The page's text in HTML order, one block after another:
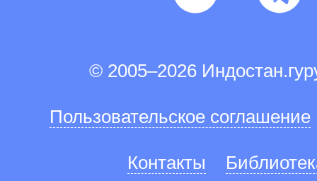
© 2005–2026
Пользовательское соглашение
Контакты